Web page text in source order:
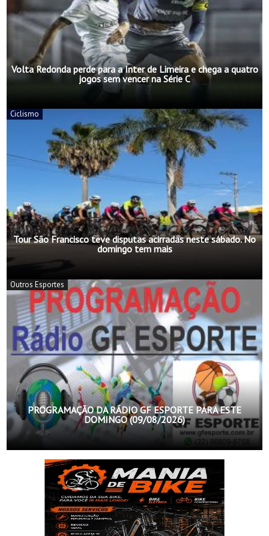
Volta Redonda perde para a Inter de Limeira e chega a quatro
jogos sem vencer na Série C
Ciclismo
Tour São Francisco teve disputas acirradas neste sábado. No
domingo tem mais
Outros Esportes
PROGRAMAÇÃO DA RÁDIO GF ESPORTE PARA ESTE
DOMINGO (09/08/2026)